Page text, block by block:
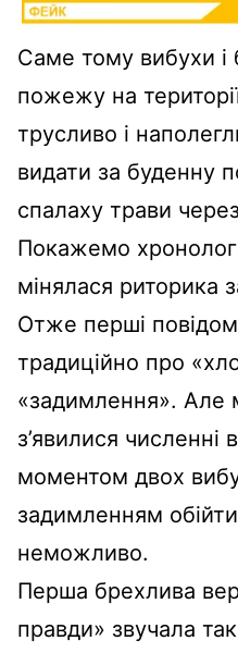
Саме тому вибухи і
пожежу на
трусливо і
видати за буденну
спалаху трави
Покажемо
мінялася риторика
Отже перші
традиційно про
«задимлення». Але
з’явилися численні
моментом двох
задимленням
неможливо.
Перша брехлива
правди» звучала